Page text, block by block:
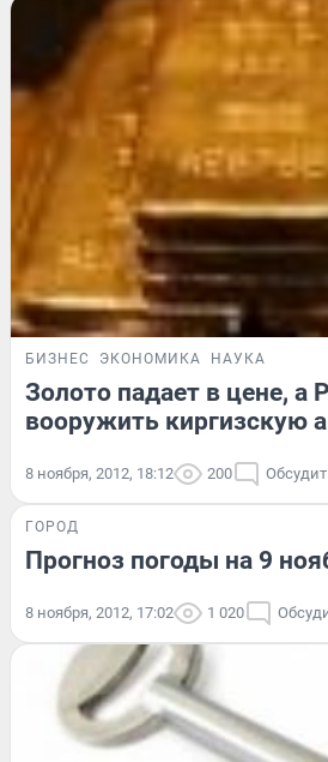
БИЗНЕС ЭКОНОМИКА НАУКА
Золото падает в цене, а
вооружить киргизскую
8 ноября, 2012, 18:12 200
ГОРОД
Прогноз погоды на 9
8 ноября, 2012, 17:02 1 020